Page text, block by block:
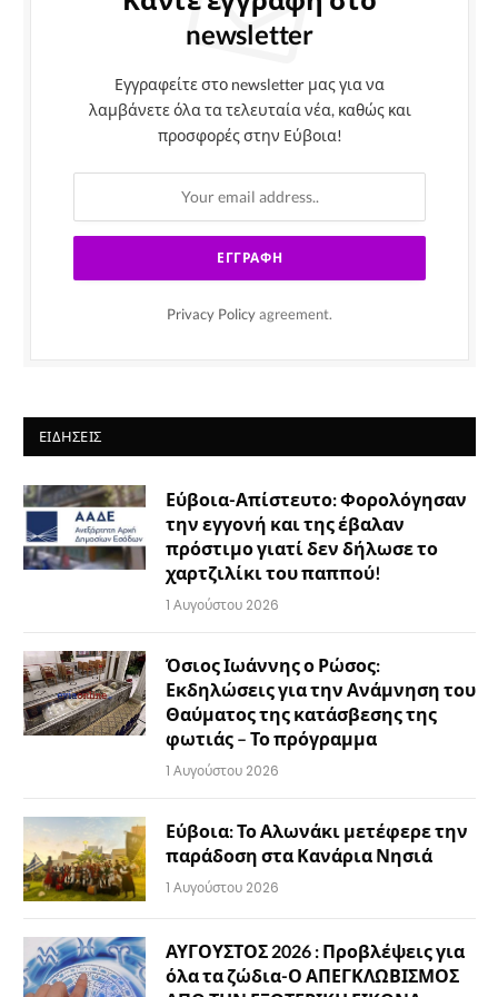
newsletter
Εγγραφείτε στο newsletter μας για να
λαμβάνετε όλα τα τελευταία νέα, καθώς και
προσφορές στην Εύβοια!
Privacy Policy agreement.
ΕΙΔΉΣΕΙΣ
Εύβοια-Απίστευτο: Φορολόγησαν
την εγγονή και της έβαλαν
πρόστιμο γιατί δεν δήλωσε το
χαρτζιλίκι του παππού!
1 Αυγούστου 2026
Όσιος Ιωάννης ο Ρώσος:
Εκδηλώσεις για την Ανάμνηση του
Θαύματος της κατάσβεσης της
φωτιάς – Το πρόγραμμα
1 Αυγούστου 2026
Εύβοια: Το Αλωνάκι μετέφερε την
παράδοση στα Κανάρια Νησιά
1 Αυγούστου 2026
ΑΥΓΟΥΣΤΟΣ 2026 : Προβλέψεις για
όλα τα ζώδια-Ο ΑΠΕΓΚΛΩΒΙΣΜΟΣ